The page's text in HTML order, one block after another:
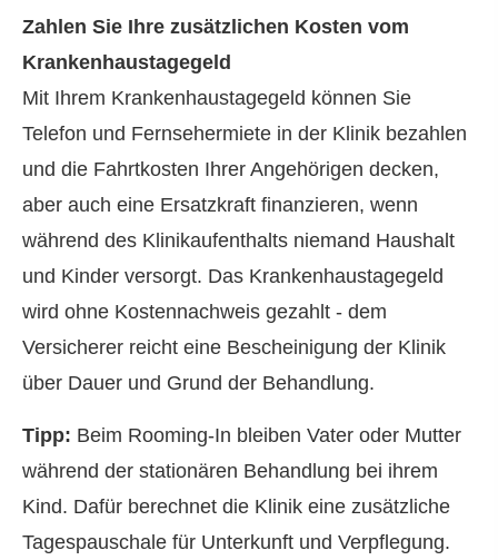
Zahlen Sie Ihre zusätzlichen Kosten vom
Krankenhaustagegeld
Mit Ihrem Krankenhaustagegeld können Sie
Telefon und Fernsehermiete in der Klinik bezahlen
und die Fahrtkosten Ihrer Angehörigen decken,
aber auch eine Ersatzkraft finanzieren, wenn
während des Klinikaufenthalts niemand Haushalt
und Kinder versorgt. Das Krankenhaustagegeld
wird ohne Kostennachweis gezahlt - dem
Versicherer reicht eine Bescheinigung der Klinik
über Dauer und Grund der Behandlung.
Tipp: Beim Rooming-In bleiben Vater oder Mutter
während der stationären Behandlung bei ihrem
Kind. Dafür berechnet die Klinik eine zusätzliche
Tagespauschale für Unterkunft und Verpflegung.